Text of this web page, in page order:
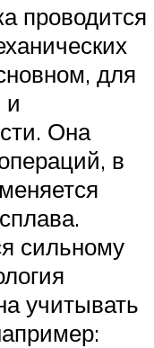
проводится
для
и
Она
в
сильному
учитывать